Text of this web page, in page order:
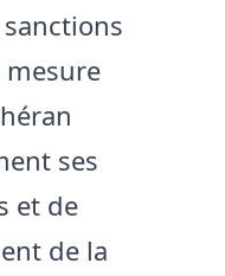
mesure
ses
et de
de la